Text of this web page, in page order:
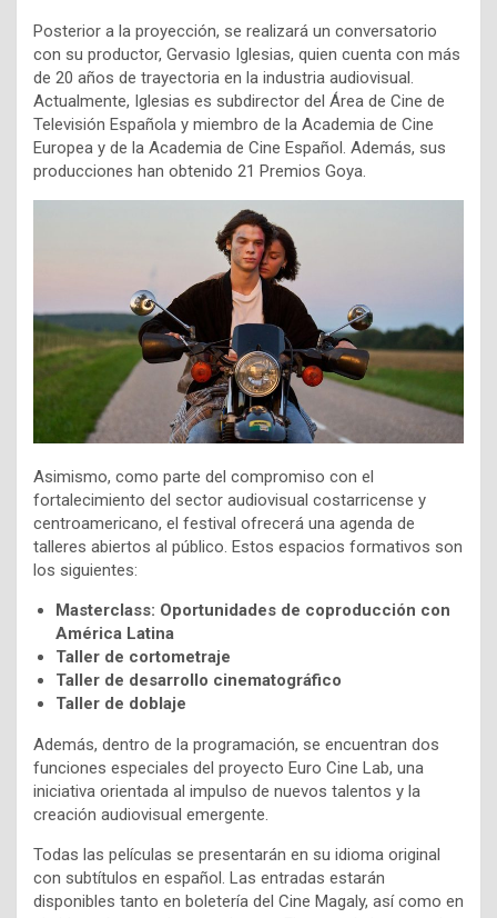
Posterior a la proyección, se realizará un conversatorio
con su productor, Gervasio Iglesias, quien cuenta con más
de 20 años de trayectoria en la industria audiovisual.
Actualmente, Iglesias es subdirector del Área de Cine de
Televisión Española y miembro de la Academia de Cine
Europea y de la Academia de Cine Español. Además, sus
producciones han obtenido 21 Premios Goya.
Asimismo, como parte del compromiso con el
fortalecimiento del sector audiovisual costarricense y
centroamericano, el festival ofrecerá una agenda de
talleres abiertos al público. Estos espacios formativos son
los siguientes:
Masterclass: Oportunidades de coproducción con
América Latina
Taller de cortometraje
Taller de desarrollo cinematográfico
Taller de doblaje
Además, dentro de la programación, se encuentran dos
funciones especiales del proyecto Euro Cine Lab, una
iniciativa orientada al impulso de nuevos talentos y la
creación audiovisual emergente.
Todas las películas se presentarán en su idioma original
con subtítulos en español. Las entradas estarán
disponibles tanto en boletería del Cine Magaly, así como en